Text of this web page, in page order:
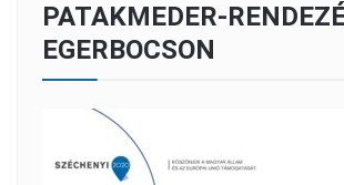
PATAKMEDER-
EGERBOCSON